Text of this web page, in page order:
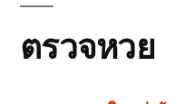
ตรวจหวย